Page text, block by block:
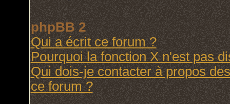
phpBB 2
Qui a écrit ce forum ?
Pourquoi la fonction X n'est pas
Qui dois-je contacter à propos
ce forum ?